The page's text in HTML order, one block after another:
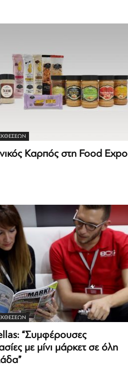
Καρπός στη Food Expo
“Συμφέρουσες
με μίνι μάρκετ σε όλη